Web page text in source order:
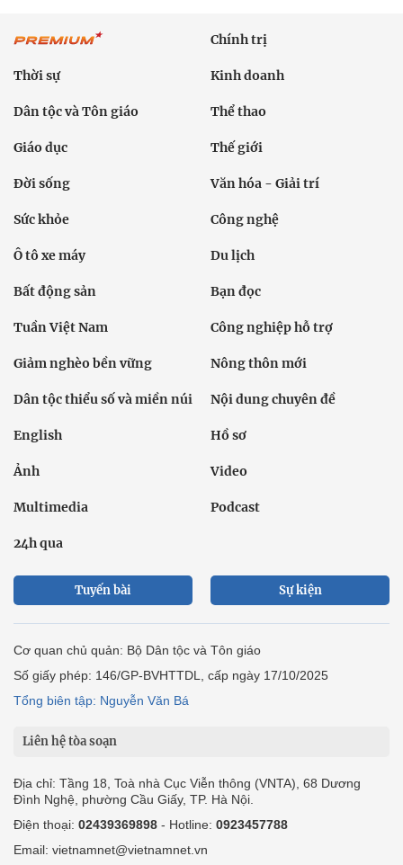
Chính trị
Thời sự Kinh doanh
Dân tộc và Tôn giáo Thể thao
Giáo dục Thế giới
Đời sống Văn hóa - Giải trí
Sức khỏe Công nghệ
Ô tô xe máy Du lịch
Bất động sản Bạn đọc
Tuần Việt Nam Công nghiệp hỗ trợ
Giảm nghèo bền vững Nông thôn mới
Dân tộc thiểu số và miền núi Nội dung chuyên đề
English Hồ sơ
Ảnh Video
Multimedia Podcast
24h qua
Tuyến bài Sự kiện
Cơ quan chủ quản: Bộ Dân tộc và Tôn giáo
Số giấy phép: 146/GP-BVHTTDL, cấp ngày 17/10/2025
Tổng biên tập: Nguyễn Văn Bá
Liên hệ tòa soạn
Địa chỉ: Tầng 18, Toà nhà Cục Viễn thông (VNTA), 68 Dương
Đình Nghệ, phường Cầu Giấy, TP. Hà Nội.
Điện thoại: 02439369898 - Hotline: 0923457788
Email: vietnamnet@vietnamnet.vn